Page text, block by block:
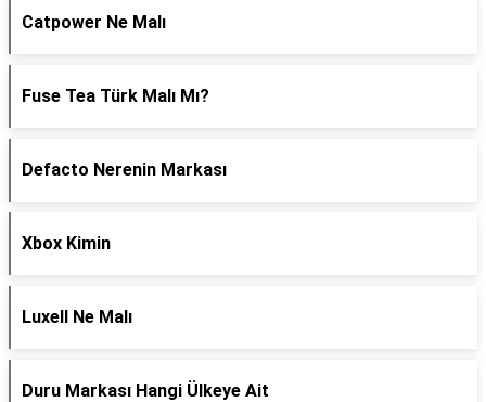
Catpower Ne Malı
Fuse Tea Türk Malı Mı?
Defacto Nerenin Markası
Xbox Kimin
Luxell Ne Malı
Duru Markası Hangi Ülkeye Ait